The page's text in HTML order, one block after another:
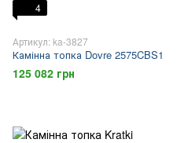
4
Артикул: ka-3827
Камінна топка Dovre 2575CBS1
125 082 грн